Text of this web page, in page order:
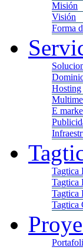
Misión
Visión
Forma
Hosting
E
Tagtica
Tagtica
Tagtica
Tagtica